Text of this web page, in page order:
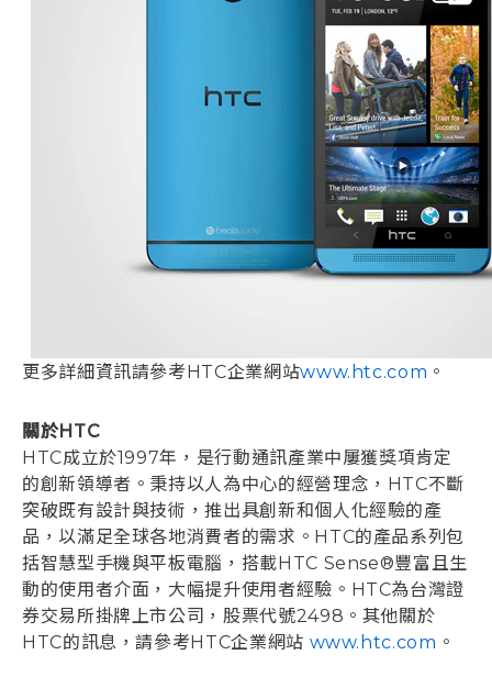
更多詳細資訊請參考HTC企業網站www.htc.com 。
關於HTC
HTC成立於1997年，是行動通訊產業中屢獲獎項肯定
的創新領導者。秉持以人為中心的經營理念，HTC不斷
突破既有設計與技術，推出具創新和個人化經驗的產
品，以滿足全球各地消費者的需求。HTC的產品系列包
括智慧型手機與平板電腦，搭載HTC Sense®豐富且生
動的使用者介面，大幅提升使用者經驗。HTC為台灣證
券交易所掛牌上市公司，股票代號2498。其他關於
HTC的訊息，請參考HTC企業網站 www.htc.com 。